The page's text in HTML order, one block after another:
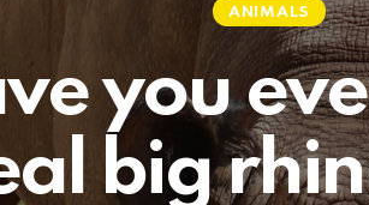
ANIMALS
you
big